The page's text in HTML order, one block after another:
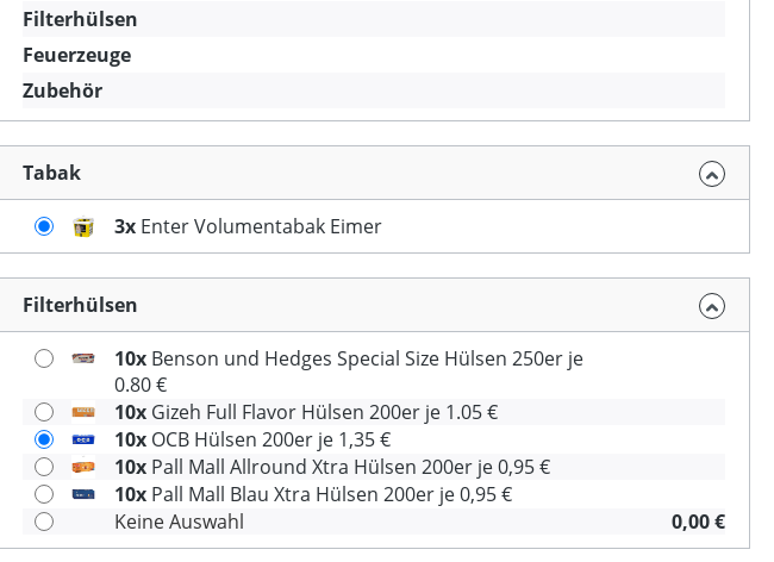
Filterhülsen
Feuerzeuge
Zubehör
Tabak
3x Enter Volumentabak Eimer
Filterhülsen
10x Benson und Hedges Special Size Hülsen 250er je
0.80 €
10x Gizeh Full Flavor Hülsen 200er je 1.05 €
10x OCB Hülsen 200er je 1,35 €
10x Pall Mall Allround Xtra Hülsen 200er je 0,95 €
10x Pall Mall Blau Xtra Hülsen 200er je 0,95 €
Keine Auswahl
0,00 €